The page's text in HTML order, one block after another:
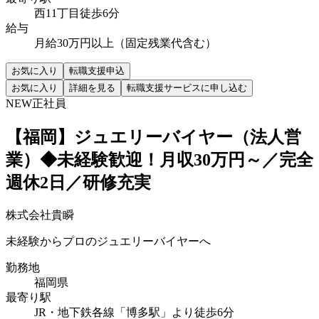
西11丁目徒歩6分
給与
月給30万円以上（固定残業代含む）
お気に入り
転職支援申込
お気に入り
詳細を見る 転職支援サービスに申し込む
NEW正社員
【福岡】ジュエリーバイヤー（法人営
業）◆未経験歓迎！月収30万円～／完全
週休2日／研修充実
株式会社貴瞬
未経験からプロのジュエリーバイヤーへ
勤務地
福岡県
最寄り駅
JR・地下鉄各線「博多駅」より徒歩6分